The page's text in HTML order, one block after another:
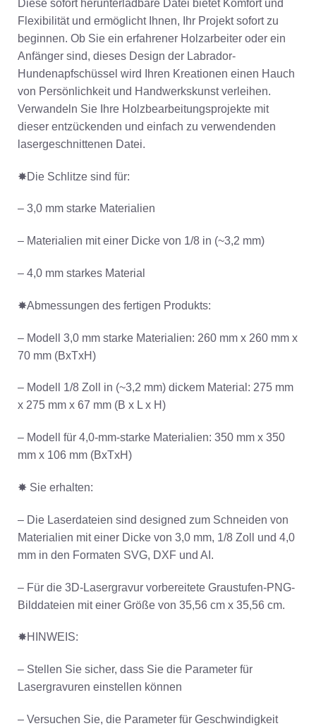
Diese sofort herunterladbare Datei bietet Komfort und
Flexibilität und ermöglicht Ihnen, Ihr Projekt sofort zu
beginnen. Ob Sie ein erfahrener Holzarbeiter oder ein
Anfänger sind, dieses Design der Labrador-
Hundenapfschüssel wird Ihren Kreationen einen Hauch
von Persönlichkeit und Handwerkskunst verleihen.
Verwandeln Sie Ihre Holzbearbeitungsprojekte mit
dieser entzückenden und einfach zu verwendenden
lasergeschnittenen Datei.
✸Die Schlitze sind für:
– 3,0 mm starke Materialien
– Materialien mit einer Dicke von 1/8 in (~3,2 mm)
– 4,0 mm starkes Material
✸Abmessungen des fertigen Produkts:
– Modell 3,0 mm starke Materialien: 260 mm x 260 mm x
70 mm (BxTxH)
– Modell 1/8 Zoll in (~3,2 mm) dickem Material: 275 mm
x 275 mm x 67 mm (B x L x H)
– Modell für 4,0-mm-starke Materialien: 350 mm x 350
mm x 106 mm (BxTxH)
✸ Sie erhalten:
– Die Laserdateien sind designed zum Schneiden von
Materialien mit einer Dicke von 3,0 mm, 1/8 Zoll und 4,0
mm in den Formaten SVG, DXF und AI.
– Für die 3D-Lasergravur vorbereitete Graustufen-PNG-
Bilddateien mit einer Größe von 35,56 cm x 35,56 cm.
✸HINWEIS:
– Stellen Sie sicher, dass Sie die Parameter für
Lasergravuren einstellen können
– Versuchen Sie, die Parameter für Geschwindigkeit